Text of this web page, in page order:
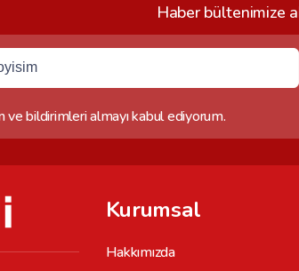
Haber bültenimize
ve bildirimleri almayı kabul ediyorum.
Kurumsal
Hakkımızda